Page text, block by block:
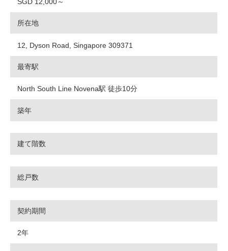
所在地
12, Dyson Road, Singapore 309371
最寄駅
North South Line Novena駅 徒歩10分
築年
建て階数
総戸数
契約期間
2年